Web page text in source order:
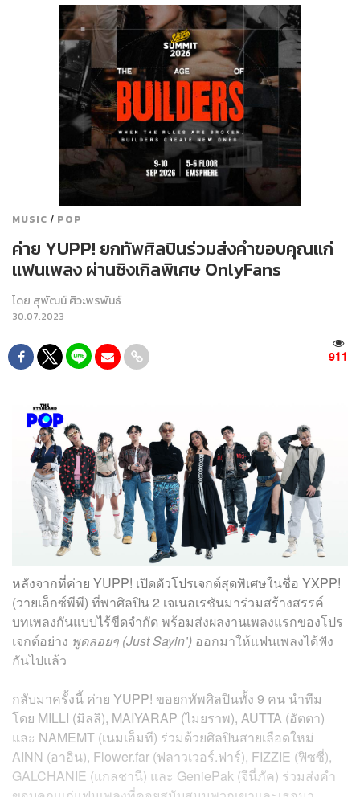
MUSIC / POP
ค่าย YUPP! ยกทัพศิลปินร่วมส่งคำขอบคุณแก่
แฟนเพลง ผ่านซิงเกิลพิเศษ OnlyFans
โดย สุพัฒน์ ศิวะพรพันธ์
30.07.2023
911
หลังจากที่ค่าย YUPP! เปิดตัวโปรเจกต์สุดพิเศษในชื่อ YXPP!
(วายเอ็กซ์พีพี) ที่พาศิลปิน 2 เจเนอเรชันมาร่วมสร้างสรรค์
บทเพลงกันแบบไร้ขีดจำกัด พร้อมส่งผลงานเพลงแรกของโปร
เจกต์อย่าง พูดลอยๆ (Just Sayin’) ออกมาให้แฟนเพลงได้ฟัง
กันไปแล้ว
กลับมาครั้งนี้ ค่าย YUPP! ขอยกทัพศิลปินทั้ง 9 คน นำทีม
โดย MILLI (มิลลิ), MAIYARAP (ไมยราพ), AUTTA (อัตตา)
และ NAMEMT (เนมเอ็มที) ร่วมด้วยศิลปินสายเลือดใหม่
AINN (อาอิน), Flower.far (ฟลาวเวอร์.ฟาร์), FIZZIE (ฟิซซี่),
GALCHANIE (แกลชานี) และ GeniePak (จีนี่ภัค) ร่วมส่งคำ